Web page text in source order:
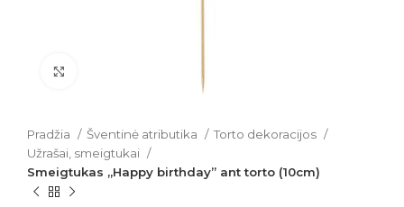
Pradžia Šventinė atributika
Torto dekoracijos
Užrašai, smeigtukai
Smeigtukas „Happy birthday” ant torto (10cm)